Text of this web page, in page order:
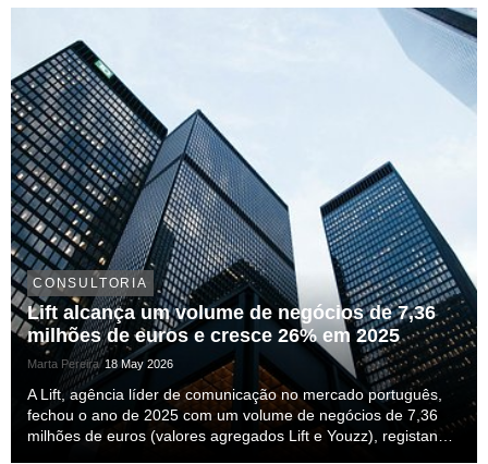
agências atingirão um volume de negócio...
CONSULTORIA
Lift alcança um volume de negócios de 7,36
milhões de euros e cresce 26% em 2025
Marta Pereira 18 May 2026
A Lift, agência líder de comunicação no mercado português,
fechou o ano de 2025 com um volume de negócios de 7,36
milhões de euros (valores agregados Lift e Youzz), registando